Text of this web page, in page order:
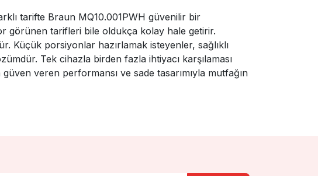
tarifte Braun MQ10.001PWH güvenilir bir
görünen tarifleri bile oldukça kolay hale getirir.
Küçük porsiyonlar hazırlamak isteyenler, sağlıklı
Tek cihazla birden fazla ihtiyacı karşılaması
veren performansı ve sade tasarımıyla mutfağın